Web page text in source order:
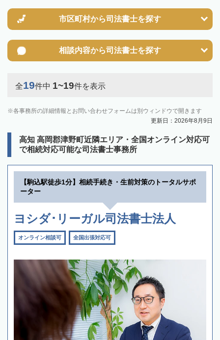
す。その他の相続手続きも任せることが可能です。
また、義務化に伴い、相続人申告登記制度が創設されました。遺産分割
の話し合いがまとまらず登記できない場合は、この制度の活用を検討し
市区町村から司法書士を探す
相談内容から司法書士を探す
全19件中 1~19件を表示
各事務所の詳細情報とお問い合わせフォームは別ウィンドウで開きます
更新日：2026年8月9日
高知 高岡郡津野町近隣エリア・全国オンライン対応可
で相続対応可能な司法書士事務所
【駒込駅徒歩1分】相続手続き・生前対策のトータルサポ
ーター
ヨシダ･リーガル司法書士法人
オンライン相談可 全国出張対応可